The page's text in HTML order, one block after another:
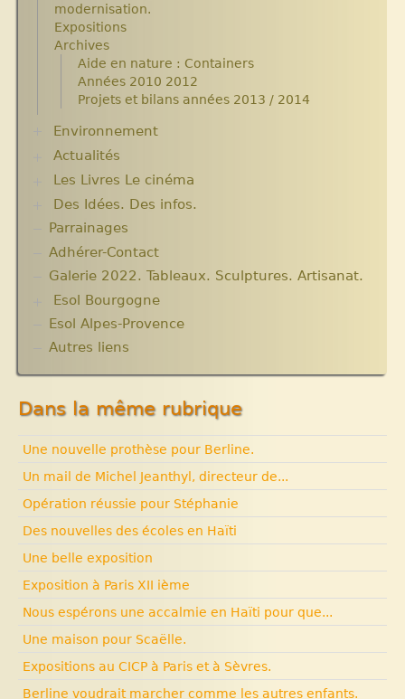
modernisation.
Expositions
Archives
Aide en nature : Containers
Années 2010 2012
Projets et bilans années 2013 / 2014
Environnement
Plantes pour Haïti
Solidarité et environnement
Actualités
Chroniques du séjour Août 2017
Chroniques du séjour Juillet 2016
Les micro-crédits
Les Livres Le cinéma
Critiques et notes de lecture
Des Idées. Des infos.
Changer le monde. Réflexions sur l’aide
internationale. 5 articles
Lutter contre l’extrême pauvreté. Victimes et
acteurs.10 articles.
Solidarité internationale. Autour d’Haïti.
Cité Soleil.
Histoire d’Haïti. Histoire et Vaudou.
Parrainages
Adhérer-Contact
Galerie 2022. Tableaux. Sculptures. Artisanat.
Esol Bourgogne
ACTUALITES
Archives
Esol Alpes-Provence
Autres liens
Dans la même rubrique
Une nouvelle prothèse pour Berline.
Un mail de Michel Jeanthyl, directeur de...
Opération réussie pour Stéphanie
Des nouvelles des écoles en Haïti
Une belle exposition
Exposition à Paris XII ième
Nous espérons une accalmie en Haïti pour que...
Une maison pour Scaëlle.
Expositions au CICP à Paris et à Sèvres.
Berline voudrait marcher comme les autres enfants.